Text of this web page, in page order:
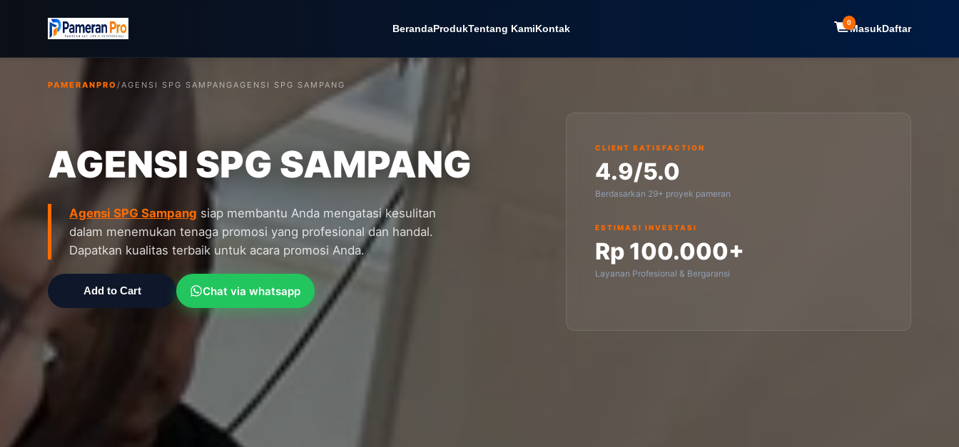
BerandaProdukTentang KamiKontak 0MasukDaftar
PAMERANPRO/AGENSI SPG SAMPANGAGENSI SPG SAMPANG
AGENSI SPG SAMPANG
Agensi SPG Sampang siap membantu Anda mengatasi kesulitan
dalam menemukan tenaga promosi yang profesional dan handal.
Dapatkan kualitas terbaik untuk acara promosi Anda.
Add to Cart Chat via whatsapp
CLIENT SATISFACTION
4.9/5.0
Berdasarkan 29+ proyek pameran
ESTIMASI INVESTASI
Rp 100.000+
Layanan Profesional & Bergaransi